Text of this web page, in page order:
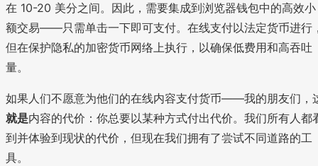
在 10-20 美分之间。因此，需要集成到浏览器钱包中的高效小
额交易——只需单击一下即可支付。在线支付以法定货币进行
但在保护隐私的加密货币网络上执行，以确保低费用和高吞吐
量。
如果人们不愿意为他们的在线内容支付货币——我的朋友们，
就是内容的代价：你总要以某种方式付出代价。我们所有人都
到并体验到现状的代价，但现在我们拥有了尝试不同道路的工
具。